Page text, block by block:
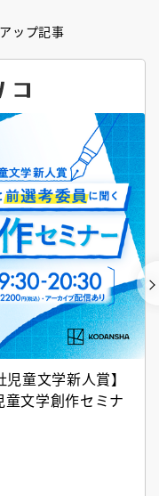
ップ記事
童文学新人賞】
文学創作セミナ